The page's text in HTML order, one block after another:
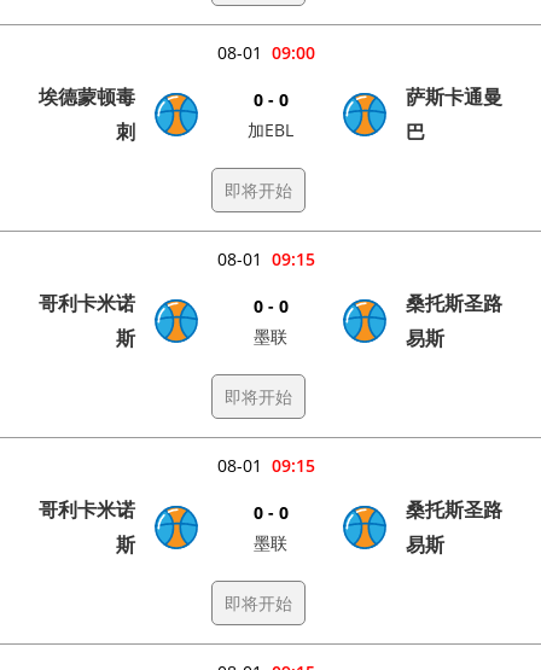
09:00
08-01
埃德蒙顿毒
刺
0 - 0
加EBL
萨斯卡通曼
巴
即将开始
09:15
08-01
哥利卡米诺
斯
0 - 0
墨联
桑托斯圣路
易斯
即将开始
09:15
08-01
哥利卡米诺
斯
0 - 0
墨联
桑托斯圣路
易斯
即将开始